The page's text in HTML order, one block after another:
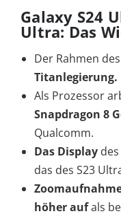
Galaxy S24
Ultra: Das
Der Rahmen
Titanlegierung.
Als Prozessor
Snapdragon 8
Qualcomm.
Das Display
das des S23
höher aufals